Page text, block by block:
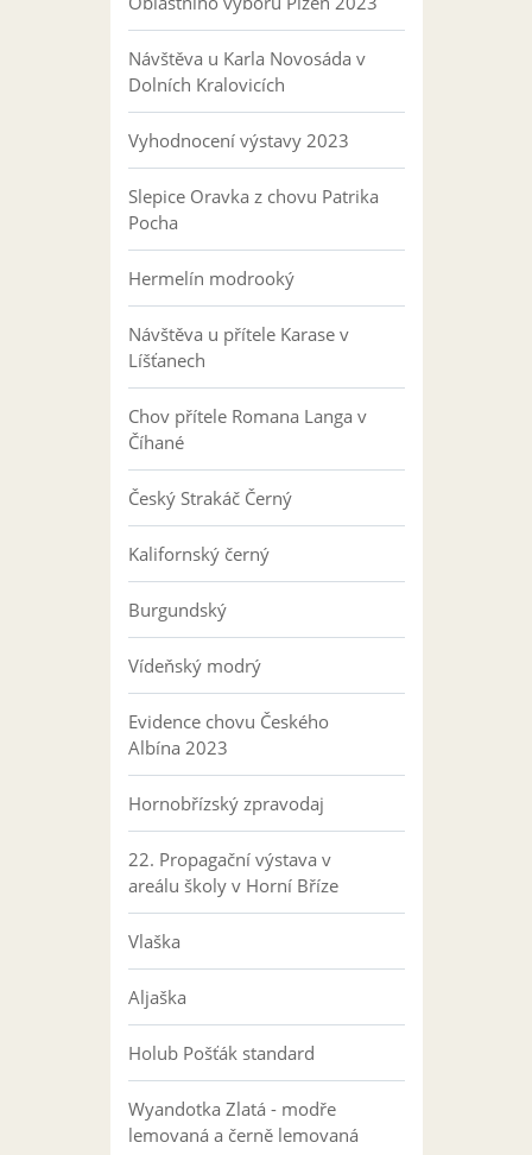
Návštěva u Karla Novosáda v
Dolních Kralovicích
Vyhodnocení výstavy 2023
Slepice Oravka z chovu Patrika
Pocha
Hermelín modrooký
Návštěva u přítele Karase v
Líšťanech
Chov přítele Romana Langa v
Číhané
Český Strakáč Černý
Kalifornský černý
Burgundský
Vídeňský modrý
Evidence chovu Českého
Albína 2023
Hornobřízský zpravodaj
22. Propagační výstava v
areálu školy v Horní Bříze
Vlaška
Aljaška
Holub Pošťák standard
Wyandotka Zlatá - modře
lemovaná a černě lemovaná